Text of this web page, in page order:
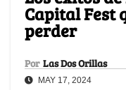
Capital Fest
perder
Por Las Dos Orillas
MAY 17, 2024